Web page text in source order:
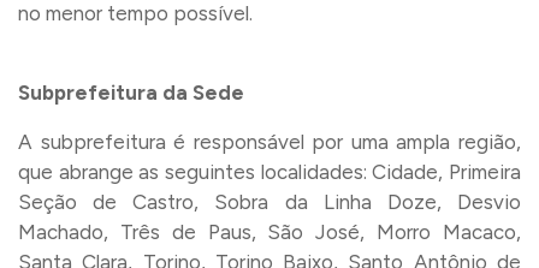
no menor tempo possível.
Subprefeitura da Sede
A subprefeitura é responsável por uma ampla região,
que abrange as seguintes localidades: Cidade, Primeira
Seção de Castro, Sobra da Linha Doze, Desvio
Machado, Três de Paus, São José, Morro Macaco,
Santa Clara, Torino, Torino Baixo, Santo Antônio de